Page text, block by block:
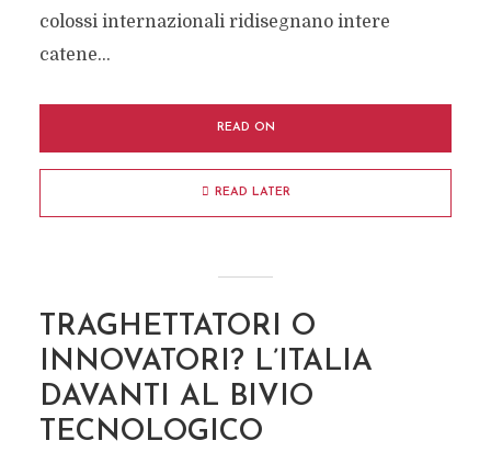
colossi internazionali ridisegnano intere
catene...
READ ON
READ LATER
TRAGHETTATORI O
INNOVATORI? L’ITALIA
DAVANTI AL BIVIO
TECNOLOGICO